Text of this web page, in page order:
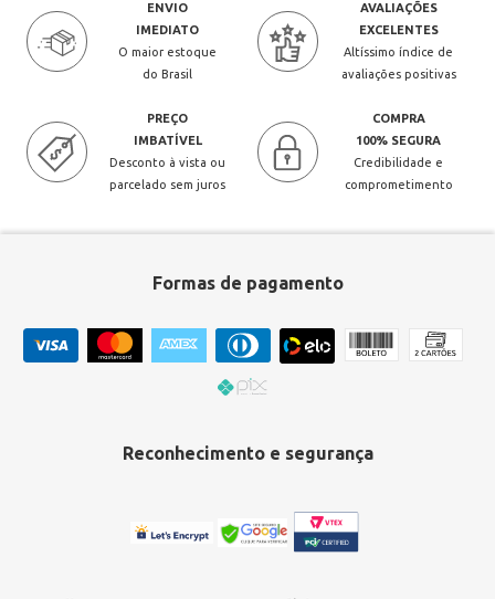
ENVIO
IMEDIATO
O maior estoque
do Brasil
AVALIAÇÕES
EXCELENTES
Altíssimo índice de
avaliações positivas
PREÇO
IMBATÍVEL
Desconto à vista ou
parcelado sem juros
COMPRA
100% SEGURA
Credibilidade e
comprometimento
Formas de pagamento
Reconhecimento e segurança